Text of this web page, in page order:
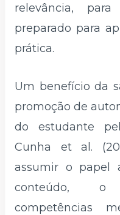
relevância,
preparado para
prática.
Um benefício da
promoção de
do estudante
Cunha et al.
assumir o papel
conteúdo, o
competências